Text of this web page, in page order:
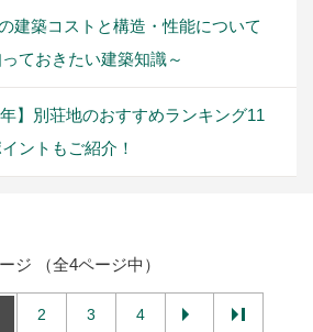
建築コストと構造・性能について
ておきたい建築知識～
年】別荘地のおすすめランキング11
ントもご紹介！
ジ （全4ページ中）
2 3 4